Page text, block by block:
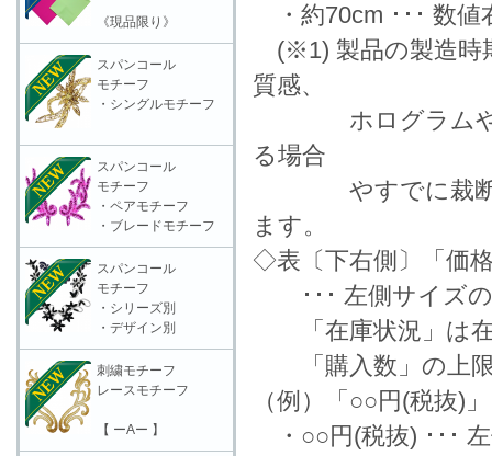
・約70cm ･･･ 数値
(※1) 製品の製造時
質感、
ホログラムやラ
る場合
やすでに裁断済
ます。
◇表〔下右側〕「価
･･･ 左側サイズの
「在庫状況」は在
「購入数」の上限
（例）「○○円(税抜)
・○○円(税抜) ･･･
《現品限り》
スパンコール
モチーフ
・シングルモチーフ
スパンコール
モチーフ
・ペアモチーフ
・ブレードモチーフ
スパンコール
モチーフ
・シリーズ別
・デザイン別
刺繍モチーフ
レースモチーフ
【 ーAー 】